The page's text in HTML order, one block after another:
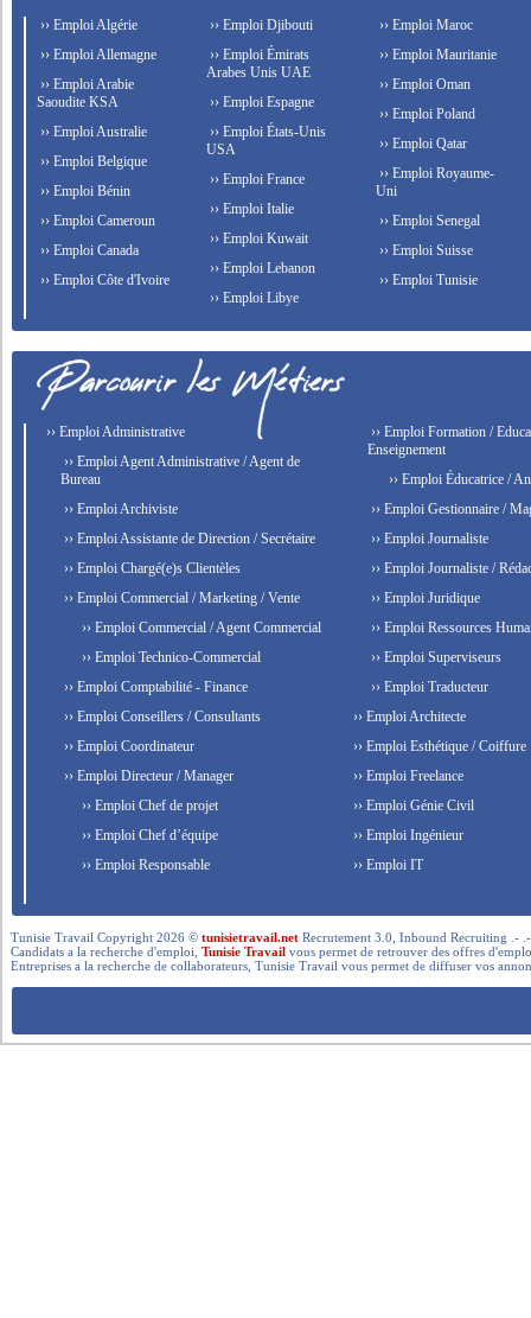
›› Emploi Algérie
›› Emploi Allemagne
›› Emploi Arabie
Saoudite KSA
›› Emploi Australie
›› Emploi Belgique
›› Emploi Bénin
›› Emploi Cameroun
›› Emploi Canada
›› Emploi Côte d'Ivoire
›› Emploi Djibouti
›› Emploi Émirats
Arabes Unis UAE
›› Emploi Espagne
›› Emploi États-Unis
USA
›› Emploi France
›› Emploi Italie
›› Emploi Kuwait
›› Emploi Lebanon
›› Emploi Libye
›› Emploi Maroc
›› Emploi Mauritanie
›› Emploi Oman
›› Emploi Poland
›› Emploi Qatar
›› Emploi Royaume-
Uni
›› Emploi Senegal
›› Emploi Suisse
›› Emploi Tunisie
›› Emploi Administrative
›› Emploi Agent Administrative / Agent de
Bureau
›› Emploi Archiviste
›› Emploi Assistante de Direction / Secrétaire
›› Emploi Chargé(e)s Clientèles
›› Emploi Commercial / Marketing / Vente
›› Emploi Commercial / Agent Commercial
›› Emploi Technico-Commercial
›› Emploi Comptabilité - Finance
›› Emploi Conseillers / Consultants
›› Emploi Coordinateur
›› Emploi Directeur / Manager
›› Emploi Chef de projet
›› Emploi Chef d’équipe
›› Emploi Responsable
›› Emploi Formation /
Enseignement
›› Emploi Éducatrice /
›› Emploi Gestionnaire /
›› Emploi Journaliste
›› Emploi Journaliste /
›› Emploi Juridique
›› Emploi Ressources
›› Emploi Superviseurs
›› Emploi Traducteur
›› Emploi Architecte
›› Emploi Esthétique / Coiffure
›› Emploi Freelance
›› Emploi Génie Civil
›› Emploi Ingénieur
›› Emploi IT
Tunisie Travail Copyright 2026 ©tunisietravail.net Recrutement 3.0, Inbound Recruiting .-
Candidats a la recherche d'emploi,Tunisie Travail vous permet de retrouver des offres
Entreprises a la recherche de collaborateurs, Tunisie Travail vous permet de diffuser vos